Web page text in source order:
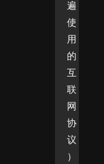
遍
使
用
的
互
联
网
协
议
）